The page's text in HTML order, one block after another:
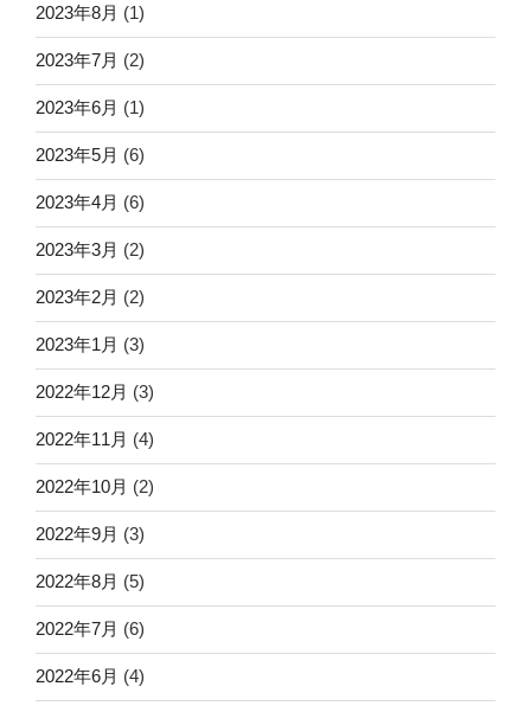
2023年8月 (1)
2023年7月 (2)
2023年6月 (1)
2023年5月 (6)
2023年4月 (6)
2023年3月 (2)
2023年2月 (2)
2023年1月 (3)
2022年12月 (3)
2022年11月 (4)
2022年10月 (2)
2022年9月 (3)
2022年8月 (5)
2022年7月 (6)
2022年6月 (4)